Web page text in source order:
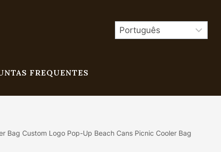
FREQUENTES
Bag Custom Logo Pop-Up Beach Cans Picnic Cooler Bag